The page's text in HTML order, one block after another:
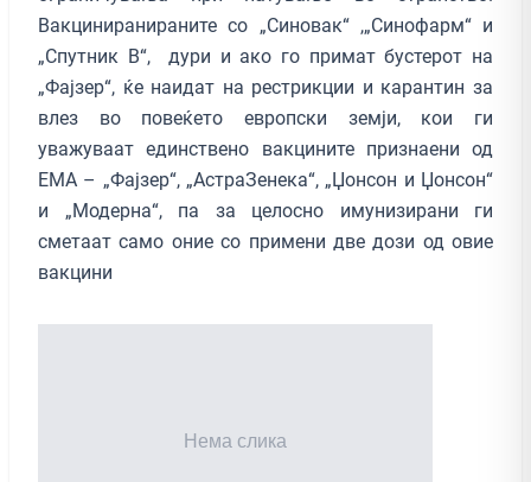
Вакциниранираните со „Синовак“ ,„Синофарм“ и
„Спутник В“, дури и ако го примат бустерот на
„Фајзер“, ќе наидат на рестрикции и карантин за
влез во повеќето европски земји, кои ги
уважуваат единствено вакцините признаени од
ЕМА – „Фајзер“, „АстраЗенека“, „Џонсон и Џонсон“
и „Модерна“, па за целосно имунизирани ги
сметаат само оние со примени две дози од овие
вакцини